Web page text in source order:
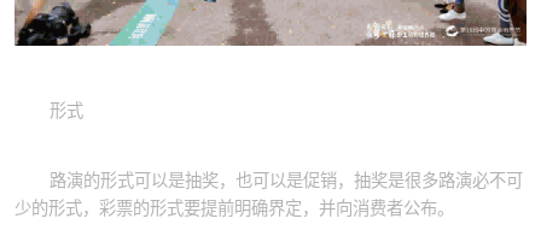
形式
路演的形式可以是抽奖，也可以是促销，抽奖是很多路演必不可
少的形式，彩票的形式要提前明确界定，并向消费者公布。